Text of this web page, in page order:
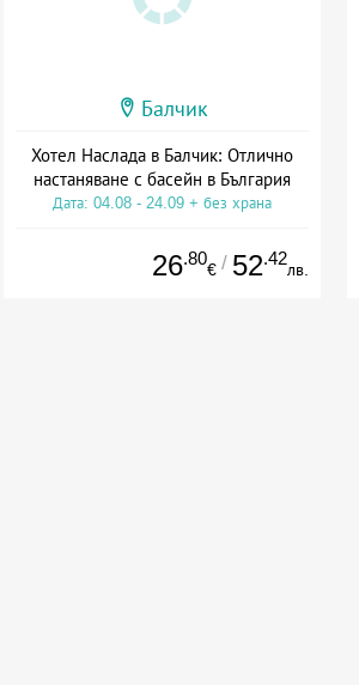
Балчик
Хотел Наслада в Балчик: Отлично
настаняване с басейн в България
Дата: 04.08 - 24.09 + без храна
26.80
€ / 52.42
лв.